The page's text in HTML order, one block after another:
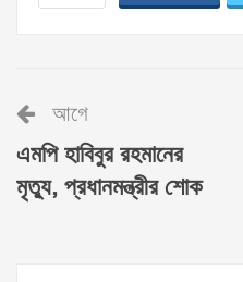
আগে
এমপি হাবিবুর রহমানের
মৃত্যু, প্রধানমন্ত্রীর শোক